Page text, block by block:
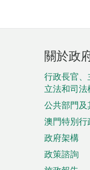
頁
腳
菜
單
關於政
行政長官、
立法和司法
公共部門
澳門特別
政府架構
政策諮詢